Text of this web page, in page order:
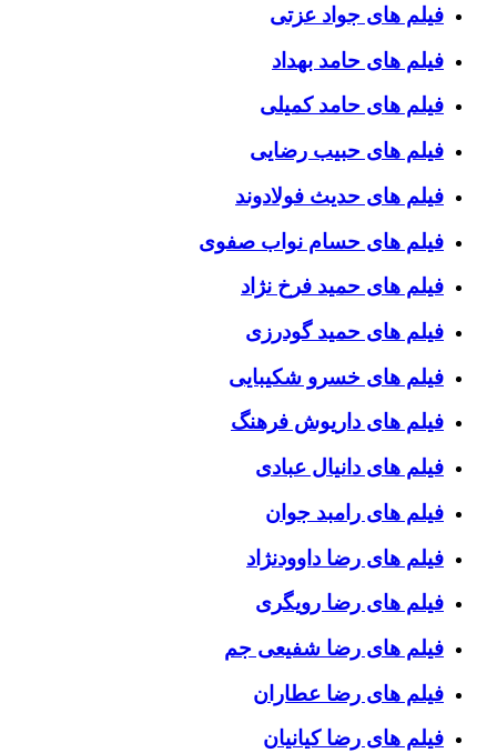
فیلم های جواد عزتی
فیلم های حامد بهداد
فیلم های حامد کمیلی
فیلم های حبیب رضایی
فیلم های حدیث فولادوند
فیلم های حسام نواب صفوی
فیلم های حمید فرخ نژاد
فیلم های حمید گودرزی
فیلم های خسرو شکیبایی
فیلم های داریوش فرهنگ
فیلم های دانیال عبادی
فیلم های رامبد جوان
فیلم های رضا داوودنژاد
فیلم های رضا رویگری
فیلم های رضا شفیعی جم
فیلم های رضا عطاران
فیلم های رضا کیانیان